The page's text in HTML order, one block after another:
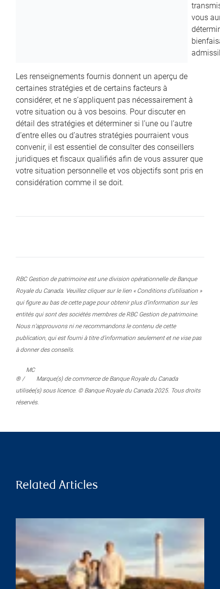
vous
Les renseignements fournis donnent un aperçu de
certaines stratégies et de certains facteurs à
considérer, et ne s’appliquent pas nécessairement à
votre situation ou à vos besoins. Pour discuter en
détail des stratégies et déterminer si l’une ou l’autre
d’entre elles ou d’autres stratégies pourraient vous
convenir, il est essentiel de consulter des conseillers
juridiques et fiscaux qualifiés afin de vous assurer que
votre situation personnelle et vos objectifs sont pris en
considération comme il se doit.
RBC Gestion de patrimoine est une division opérationnelle de Banque
Royale du Canada. Veuillez cliquer sur le lien « Conditions d’utilisation »
qui figure au bas de cette page pour obtenir plus d’information sur les
entités qui sont des sociétés membres de RBC Gestion de patrimoine.
Nous n’approuvons ni ne recommandons le contenu de cette
publication, qui est fourni à titre d’information seulement et ne vise pas
à donner des conseils.
® /
MC
Marque(s) de commerce de Banque Royale du Canada
utilisée(s) sous licence. © Banque Royale du Canada 2025. Tous droits
réservés.
Related Articles